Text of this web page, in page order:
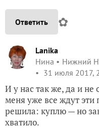
Ответить ✿
Lanika
Нина
Нижний
31 июля 2017,
И у нас так же, да и не
меня уже все ждут
решила: куплю — но
хватило.